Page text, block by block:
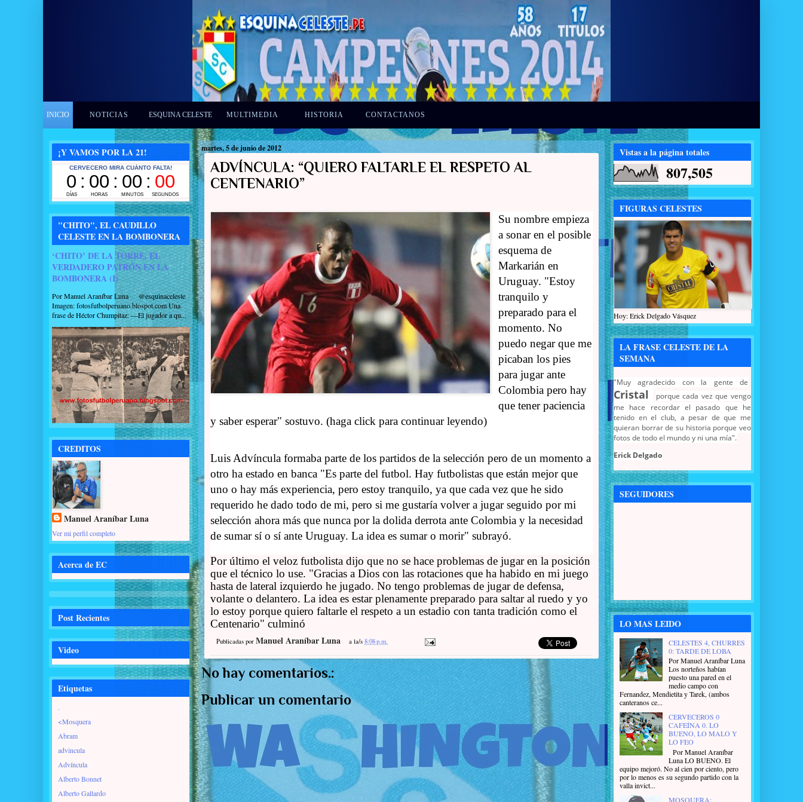
INICIO NOTICIAS ESQUINA CELESTE MULTIMEDIA HISTORIA CONTACTANOS
martes, 5 de junio de 2012
ADVÍNCULA: “QUIERO FALTARLE EL RESPETO AL
CENTENARIO”
Su nombre empieza
a sonar en el posible
esquema de
Markarián en
Uruguay. "Estoy
tranquilo y
preparado para el
momento. No
puedo negar que me
picaban los pies
para jugar ante
Colombia pero hay
que tener paciencia
y saber esperar" sostuvo. (haga click para continuar leyendo)
Luis Advíncula formaba parte de los partidos de la selección pero de un momento a
otro ha estado en banca "Es parte del futbol. Hay futbolistas que están mejor que
uno o hay más experiencia, pero estoy tranquilo, ya que cada vez que he sido
requerido he dado todo de mi, pero si me gustaría volver a jugar seguido por mi
selección ahora más que nunca por la dolida derrota ante Colombia y la necesidad
de sumar sí o sí ante Uruguay. La idea es sumar o morir" subrayó.
Por último el veloz futbolista dijo que no se hace problemas de jugar en la posición
que el técnico lo use. "Gracias a Dios con las rotaciones que ha habido en mi juego
hasta de lateral izquierdo he jugado. No tengo problemas de jugar de defensa,
volante o delantero. La idea es estar plenamente preparado para saltar al ruedo y yo
lo estoy porque quiero faltarle el respeto a un estadio con tanta tradición como el
Centenario" culminó
Publicadas por Manuel Araníbar Luna a la/s 8:08 p.m.
No hay comentarios.:
Publicar un comentario
¡Y VAMOS POR LA 21!
"CHITO", EL CAUDILLO
CELESTE EN LA BOMBONERA
‘CHITO’ DE LA TORRE, EL
VERDADERO PATRÓN EN LA
BOMBONERA (I)
Por Manuel Araníbar Luna @esquinaceleste
Imagen: fotosfutbolperuano.blospot.com Una
frase de Héctor Chumpitaz: —El jugador a qu...
CREDITOS
Manuel Araníbar Luna
Ver mi perfil completo
Acerca de EC
Post Recientes
Video
Etiquetas
.
<Mosquera
Abram
advincula
Advíncula
Alberto Bonnet
Alberto Gallardo
Vistas a la página totales
807,505
FIGURAS CELESTES
Hoy: Erick Delgado Vásquez
LA FRASE CELESTE DE LA
SEMANA
"Muy agradecido con la gente de
Cristal
porque cada vez que vengo
me hace recordar el pasado que he
tenido en el club, a pesar de que me
quieran borrar de su historia porque veo
fotos de todo el mundo y ni una mía".
Erick Delgado
SEGUIDORES
LO MAS LEIDO
CELESTES 4, CHURRES
0: TARDE DE LOBA
Por Manuel Araníbar Luna
Los norteños habían
puesto una pared en el
medio campo con
Fernandez, Mendietita y Tarek, (ambos
canteranos ce...
CERVECEROS 0
CAFEÍNA 0. LO
BUENO, LO MALO Y
LO FEO
Por Manuel Araníbar
Luna LO BUENO. El
equipo mejoró. No al cien por ciento, pero
por lo menos es su segundo partido con la
valla invict...
MOSQUERA: